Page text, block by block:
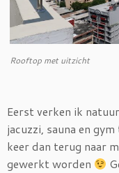
Rooftop met uitzicht
Eerst verken ik
jacuzzi, sauna en
keer dan terug naar
gewerkt worden